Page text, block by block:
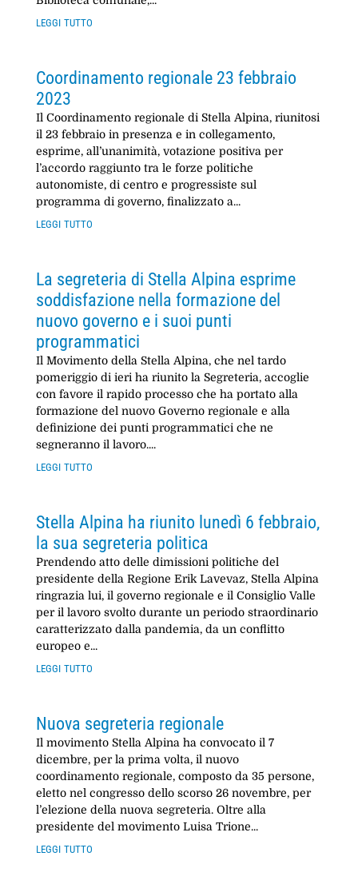
leggi tutto
Coordinamento regionale 23 febbraio
2023
Il Coordinamento regionale di Stella Alpina, riunitosi
il 23 febbraio in presenza e in collegamento,
esprime, all’unanimità, votazione positiva per
l’accordo raggiunto tra le forze politiche
autonomiste, di centro e progressiste sul
programma di governo, finalizzato a...
leggi tutto
La segreteria di Stella Alpina esprime
soddisfazione nella formazione del
nuovo governo e i suoi punti
programmatici
Il Movimento della Stella Alpina, che nel tardo
pomeriggio di ieri ha riunito la Segreteria, accoglie
con favore il rapido processo che ha portato alla
formazione del nuovo Governo regionale e alla
definizione dei punti programmatici che ne
segneranno il lavoro....
leggi tutto
Stella Alpina ha riunito lunedì 6 febbraio,
la sua segreteria politica
Prendendo atto delle dimissioni politiche del
presidente della Regione Erik Lavevaz, Stella Alpina
ringrazia lui, il governo regionale e il Consiglio Valle
per il lavoro svolto durante un periodo straordinario
caratterizzato dalla pandemia, da un conflitto
europeo e...
leggi tutto
Nuova segreteria regionale
Il movimento Stella Alpina ha convocato il 7
dicembre, per la prima volta, il nuovo
coordinamento regionale, composto da 35 persone,
eletto nel congresso dello scorso 26 novembre, per
l’elezione della nuova segreteria. Oltre alla
presidente del movimento Luisa Trione...
leggi tutto